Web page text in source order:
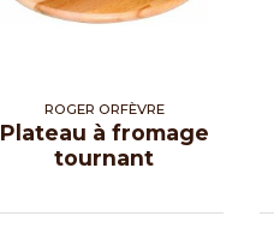
ROGER ORFÈVRE
Plateau à fromage
tournant